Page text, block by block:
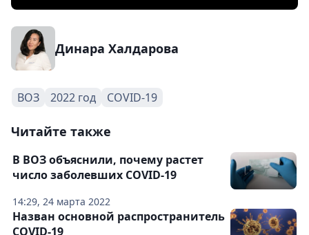
Динара Халдарова
ВОЗ 2022 год COVID-19
Читайте также
14:29, 24 марта 2022
В ВОЗ объяснили, почему растет
число заболевших COVID-19
Назван основной распространитель
COVID-19